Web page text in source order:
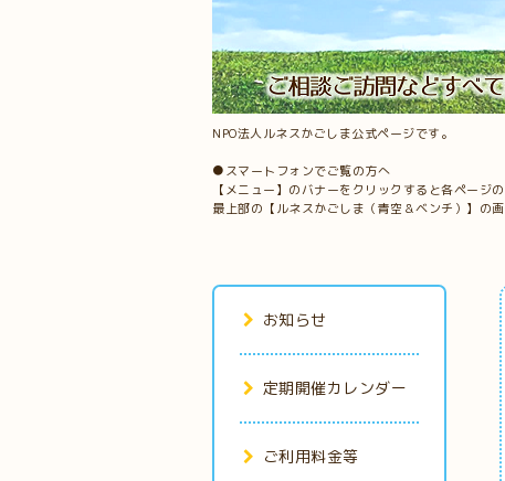
NPO法人ルネスかごしま公式ページです。
●スマートフォンでご覧の方へ
【メニュー】のバナーをクリックすると各ページ
最上部の【ルネスかごしま（青空＆ベンチ）】の
お知らせ
定期開催カレンダー
ご利用料金等